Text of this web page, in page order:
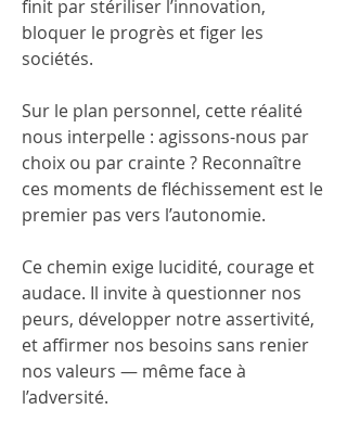
finit par stériliser l’innovation,
bloquer le progrès et figer les
sociétés.
Sur le plan personnel, cette réalité
nous interpelle : agissons-nous par
choix ou par crainte ? Reconnaître
ces moments de fléchissement est le
premier pas vers l’autonomie.
Ce chemin exige lucidité, courage et
audace. Il invite à questionner nos
peurs, développer notre assertivité,
et affirmer nos besoins sans renier
nos valeurs — même face à
l’adversité.